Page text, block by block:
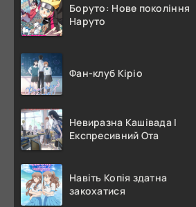
Боруто: Нове покоління
Наруто
Фан-клуб Кіріо
Невиразна Кашівада І
Експресивний Ота
Навіть Копія здатна
закохатися